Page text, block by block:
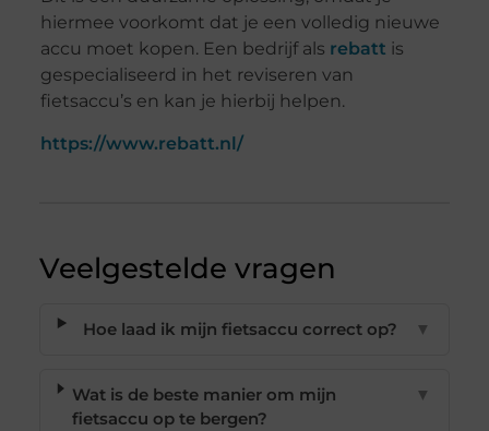
hiermee voorkomt dat je een volledig nieuwe
accu moet kopen. Een bedrijf als rebatt is
gespecialiseerd in het reviseren van
fietsaccu’s en kan je hierbij helpen.
https://www.rebatt.nl/
Veelgestelde vragen
Hoe laad ik mijn fietsaccu correct op? ▼
Wat is de beste manier om mijn
fietsaccu op te bergen?
▼